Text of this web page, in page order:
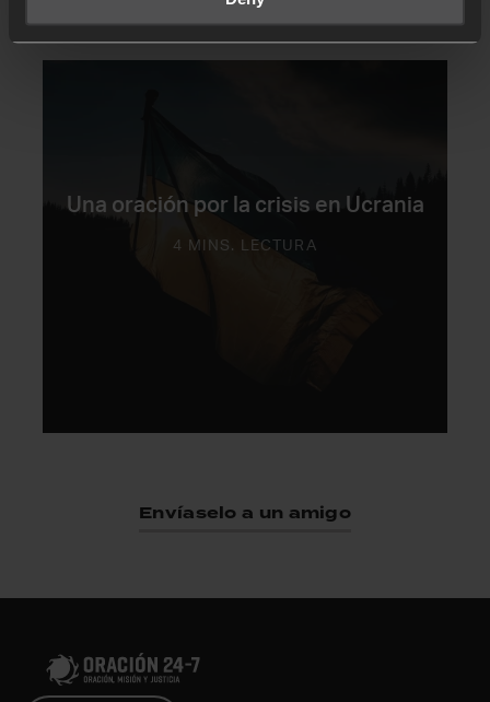
Una oración por la crisis en Ucrania
4 MINS. LECTURA
Envíaselo a un amigo